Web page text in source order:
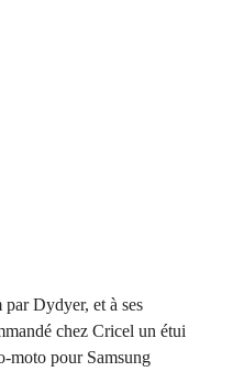
Dydyer, et à ses
chez Cricel un étui
moto pour Samsung